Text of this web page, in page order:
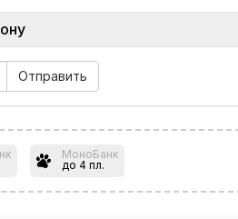
МоноБанк
до 4 пл.